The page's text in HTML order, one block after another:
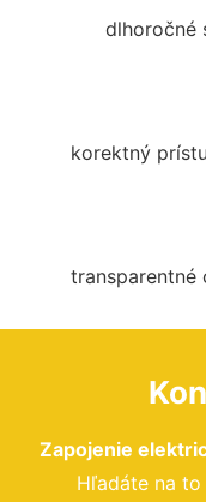
dlhoročné
korektný
Zapojenie
Hľadáte na